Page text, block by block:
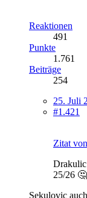
Reaktionen
491
Punkte
1.761
Beiträge
254
25. Juli
#1.421
Zitat
25/26 🤔
Sekulovic